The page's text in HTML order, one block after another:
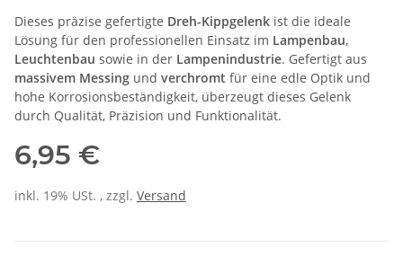
Dieses präzise gefertigte Dreh-Kippgelenk ist die ideale
Lösung für den professionellen Einsatz im Lampenbau,
Leuchtenbau sowie in der Lampenindustrie. Gefertigt aus
massivem Messing und verchromt für eine edle Optik und
hohe Korrosionsbeständigkeit, überzeugt dieses Gelenk
durch Qualität, Präzision und Funktionalität.
6,95 €
inkl. 19% USt. , zzgl. Versand